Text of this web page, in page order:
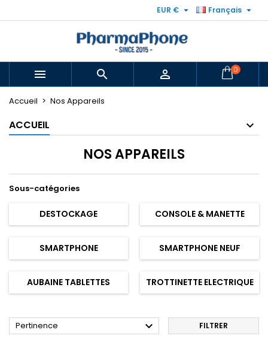
Français 
EUR € 
   0
Accueil Nos Appareils
ACCUEIL
NOS APPAREILS
Sous-catégories
DESTOCKAGE CONSOLE & MANETTE
SMARTPHONE SMARTPHONE NEUF
AUBAINE TABLETTES TROTTINETTE ELECTRIQUE
Pertinence  FILTRER